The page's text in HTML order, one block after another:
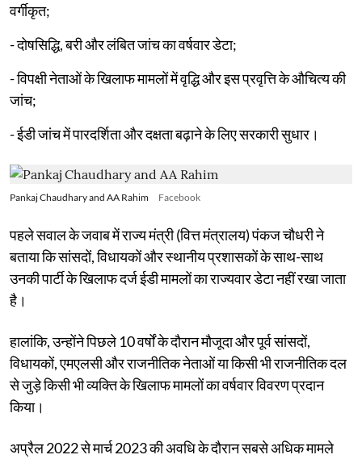
वर्गीकृत;
- दोषसिद्धि, बरी और लंबित जांच का वर्षवार डेटा;
- विपक्षी नेताओं के खिलाफ मामलों में वृद्धि और इस प्रवृत्ति के औचित्य की
जांच;
- ईडी जांच में पारदर्शिता और दक्षता बढ़ाने के लिए सरकारी सुधार।
Pankaj Chaudhary and AA Rahim Facebook
पहले सवाल के जवाब में राज्य मंत्री (वित्त मंत्रालय) पंकज चौधरी ने
बताया कि सांसदों, विधायकों और स्थानीय प्रशासकों के साथ-साथ
उनकी पार्टी के खिलाफ दर्ज ईडी मामलों का राज्यवार डेटा नहीं रखा जाता
है।
हालांकि, उन्होंने पिछले 10 वर्षों के दौरान मौजूदा और पूर्व सांसदों,
विधायकों, एमएलसी और राजनीतिक नेताओं या किसी भी राजनीतिक दल
से जुड़े किसी भी व्यक्ति के खिलाफ मामलों का वर्षवार विवरण प्रदान
किया।
अप्रैल 2022 से मार्च 2023 की अवधि के दौरान सबसे अधिक मामले